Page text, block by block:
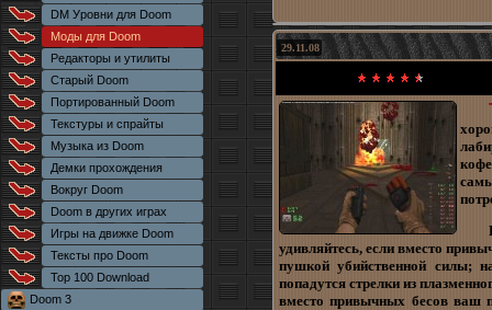
DM Уровни для Doom
Моды для Doom
Редакторы и утилиты
Старый Doom
Портированный Doom
Текстуры и спрайты
Музыка из Doom
Демки прохождения
Вокруг Doom
Doom в других играх
Игры на движке Doom
Тексты про Doom
Top 100 Download
Doom 3
29.11.08
удивляйтесь, если вместо
пушкой убийственной силы;
попадутся стрелки из
вместо привычных бесов ваш